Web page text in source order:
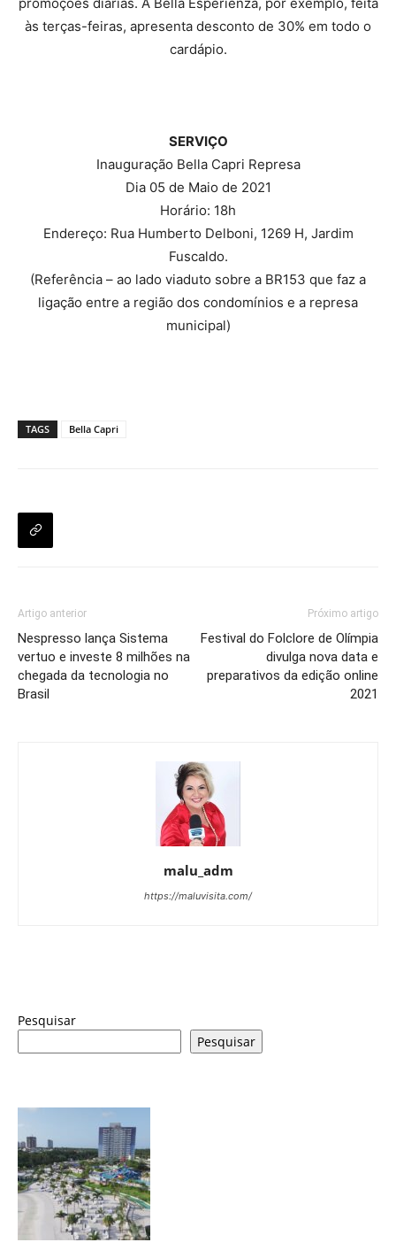
às terças-feiras, apresenta desconto de 30% em todo o
cardápio.
SERVIÇO
Inauguração Bella Capri Represa
Dia 05 de Maio de 2021
Horário: 18h
Endereço: Rua Humberto Delboni, 1269 H, Jardim
Fuscaldo.
(Referência – ao lado viaduto sobre a BR153 que faz a
ligação entre a região dos condomínios e a represa
municipal)
TAGS Bella Capri
Artigo anterior
Nespresso lança Sistema
vertuo e investe 8 milhões na
chegada da tecnologia no
Brasil
Próximo artigo
Festival do Folclore de Olímpia
divulga nova data e
preparativos da edição online
2021
malu_adm
https://maluvisita.com/
Pesquisar
Pesquisar